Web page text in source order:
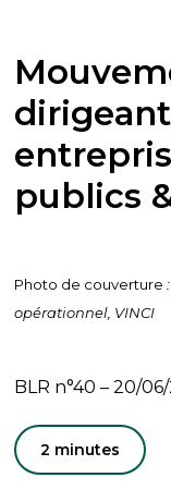
publics
Photo de couverture
opérationnel, VINCI
BLR n°40 – 20/
2 minutes